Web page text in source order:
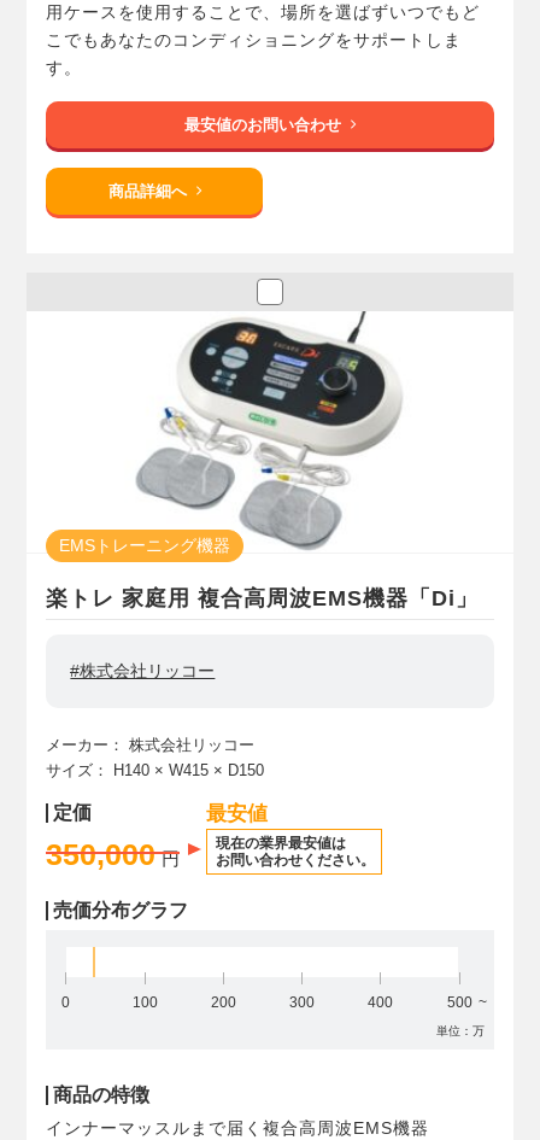
用ケースを使用することで、場所を選ばずいつでもど
こでもあなたのコンディショニングをサポートしま
す。
最安値のお問い合わせ
商品詳細へ
EMSトレーニング機器
楽トレ 家庭用 複合高周波EMS機器「Di」
#株式会社リッコー
メーカー：
株式会社リッコー
サイズ：
H140 × W415 × D150
定価
350,000 円
最安値
現在の業界最安値は
お問い合わせください。
売価分布グラフ
0 100 200 300 400 500
単位：万
商品の特徴
インナーマッスルまで届く複合高周波EMS機器